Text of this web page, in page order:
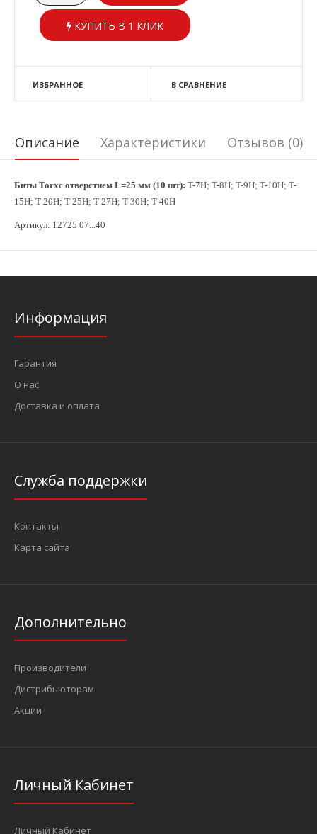
КУПИТЬ В 1 КЛИК
ИЗБРАННОЕ В СРАВНЕНИЕ
Описание Характеристики Отзывов (0)
Биты Torxс отверстием L=25 мм (10 шт): T-7H; T-8H; T-9H; T-10H; T-
15H; T-20H; T-25H; T-27H; T-30H; T-40H
Артикул: 12725 07...40
Информация
Гарантия
О нас
Доставка и оплата
Служба поддержки
Контакты
Карта сайта
Дополнительно
Производители
Дистрибьюторам
Акции
Личный Кабинет
Личный Кабинет